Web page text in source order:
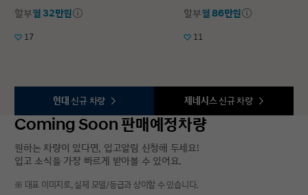
할부월 32만원
17
할부월 86만원
11
현대 신규 차량 제네시스 신규 차량
Coming Soon 판매예정차량
원하는 차량이 있다면, 입고알림 신청해 두세요!
입고 소식을 가장 빠르게 받아볼 수 있어요.
※ 대표 이미지로, 실제 모델/등급과 상이할 수 있습니다.